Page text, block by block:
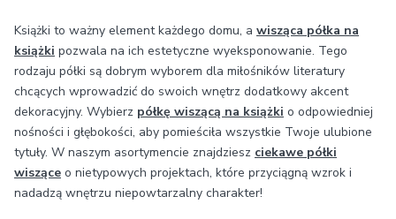
Książki to ważny element każdego domu, a wisząca półka na
książki pozwala na ich estetyczne wyeksponowanie. Tego
rodzaju półki są dobrym wyborem dla miłośników literatury
chcących wprowadzić do swoich wnętrz dodatkowy akcent
dekoracyjny. Wybierz półkę wiszącą na książki o odpowiedniej
nośności i głębokości, aby pomieściła wszystkie Twoje ulubione
tytuły. W naszym asortymencie znajdziesz ciekawe półki
wiszące o nietypowych projektach, które przyciągną wzrok i
nadadzą wnętrzu niepowtarzalny charakter!